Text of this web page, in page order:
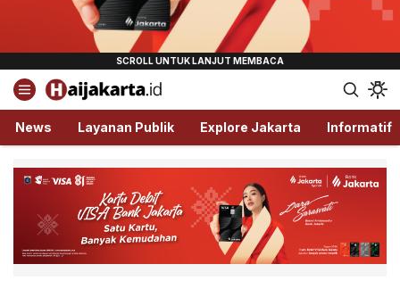
Haijakarta.id
Semua Tentang Jakarta Ada Disini!
News Layanan Publik Explore Jakarta Informatif